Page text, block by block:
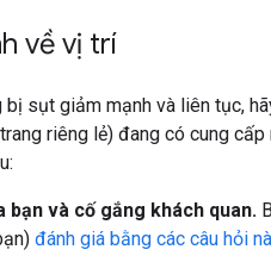
về vị trí
bị sụt giảm mạnh và liên tục,
riêng lẻ) đang có cung
bạn và cố gắng khách quan.
đánh giá bằng các câu hỏi